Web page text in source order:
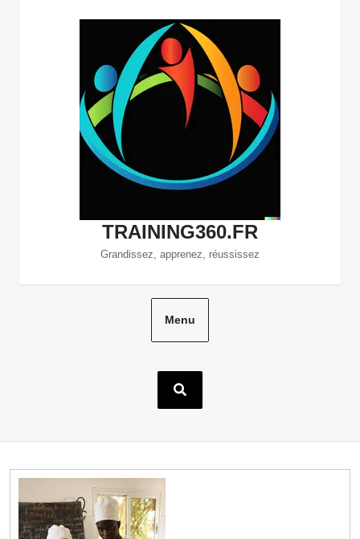
TRAINING360.FR
Grandissez, apprenez, réussissez
Menu